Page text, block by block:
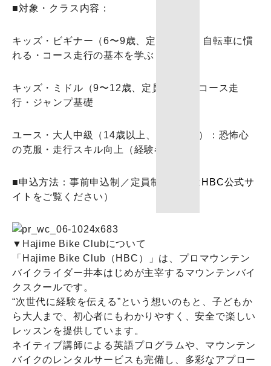
■対象・クラス内容：
キッズ・ビギナー（6〜9歳、定員7名）：自転車に慣
れる・コース走行の基本を学ぶ
キッズ・ミドル（9〜12歳、定員7名）：コース走
行・ジャンプ基礎
ユース・大人中級（14歳以上、定員10名）：恐怖心
の克服・走行スキル向上（経験者向け）
■申込方法：事前申込制／定員制（詳細は HBC公式サ
イト をご覧ください）
▼Hajime Bike Clubについて
「Hajime Bike Club（HBC）」は、プロマウンテン
バイクライダー井本はじめが主宰するマウンテンバイ
クスクールです。
“次世代に経験を伝える”という想いのもと、子どもか
ら大人まで、初心者にもわかりやすく、安全で楽しい
レッスンを提供しています。
ネイティブ講師による英語プログラムや、マウンテン
バイクのレンタルサービスも完備し、多彩なアプロー